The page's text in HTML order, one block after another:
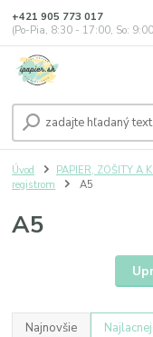
+421 905 773 017
(Po-Pia, 8:30 - 17:00, So:
Úvod PAPIER, ZOŠITY A
registrom
A5
A5
Najnovšie